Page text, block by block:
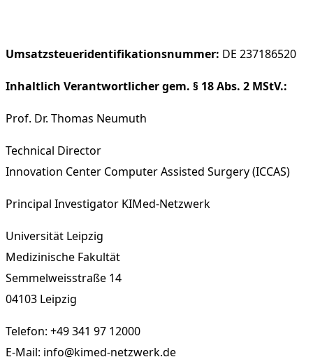
Umsatzsteueridentifikationsnummer: DE 237186520
Inhaltlich Verantwortlicher gem. § 18 Abs. 2 MStV.:
Prof. Dr. Thomas Neumuth
Technical Director
Innovation Center Computer Assisted Surgery (ICCAS)
Principal Investigator KIMed-Netzwerk
Universität Leipzig
Medizinische Fakultät
Semmelweisstraße 14
04103 Leipzig
Telefon: +49 341 97 12000
E-Mail: info@kimed-netzwerk.de